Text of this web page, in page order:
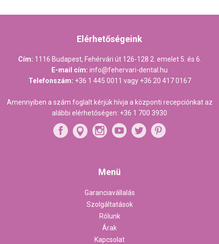
Elérhetőségeink
Cím: 1116 Budapest, Fehérvári út 126-128 2. emelet 5. és 6.
E-mail cím: info@fehervari-dental.hu
Telefonszám: +36 1 445 0011 vagy +36 20 417 0167
Amennyiben a szám foglalt kérjük hívja a központi recepciónkat az
alábbi elérhetőségen: +36 1 700 3930
Menü
Garanciavállalás
Szolgáltatások
Rólunk
Árak
Kapcsolat